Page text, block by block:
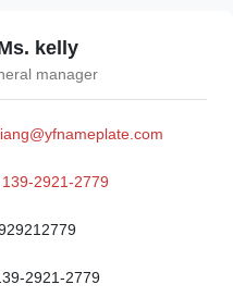
kelly
manager
2921-2779
2921-2779